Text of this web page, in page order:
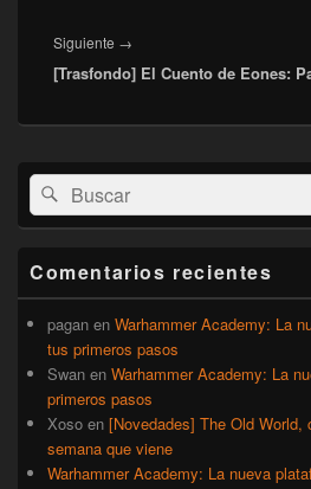
Siguiente →
siguiente:
[Trasfondo] El Cuento de Eones:
área
de
widget
lateral
primaria
Buscar
por:
Buscar
Comentarios recientes
pagan en Warhammer Academy: La
tus primeros pasos
Swan en Warhammer Academy: La
primeros pasos
Xoso en [Novedades] The Old World,
semana que viene
Warhammer Academy: La nueva